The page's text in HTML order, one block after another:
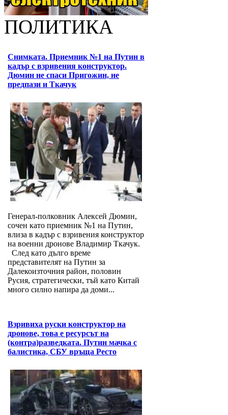
ПОЛИТИКА
Снимката. Приемник №1 на Путин в
кадър с взривения конструктор.
Дюмин не спаси Пригожин, не
предпази и Ткачук
Генерал-полковник Алексей Дюмин,
сочен като приемник №1 на Путин,
влиза в кадър с взривения конструктор
на военни дронове Владимир Ткачук.
След като дълго време
представителят на Путин за
Далекоизточния район, половин
Русия, стратегически, тъй като Китай
много силно напира да доми...
Взривиха руски конструктор на
дронове, това е ресурсът на
(контра)разведката. Путин мачка с
балистика, СБУ връща Ресто